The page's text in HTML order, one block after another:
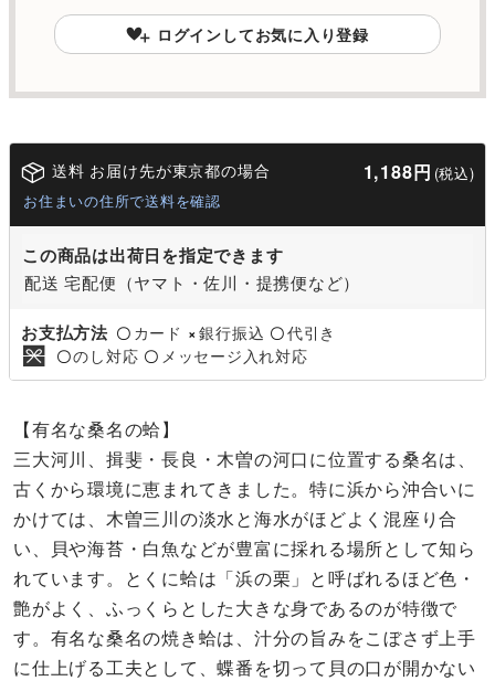
ログインしてお気に入り登録
送料 お届け先が東京都の場合 1,188円 (税込)
お住まいの住所で送料を確認
この商品は出荷日を指定できます
配送 宅配便（ヤマト・佐川・提携便など）
お支払方法 〇 カード × 銀行振込 〇代引き
〇のし対応 〇 メッセージ入れ対応
【有名な桑名の蛤】
三大河川、揖斐・長良・木曽の河口に位置する桑名は、
古くから環境に恵まれてきました。特に浜から沖合いに
かけては、木曽三川の淡水と海水がほどよく混座り合
い、貝や海苔・白魚などが豊富に採れる場所として知ら
れています。とくに蛤は「浜の栗」と呼ばれるほど色・
艶がよく、ふっくらとした大きな身であるのが特徴で
す。有名な桑名の焼き蛤は、汁分の旨みをこぼさず上手
に仕上げる工夫として、蝶番を切って貝の口が開かない